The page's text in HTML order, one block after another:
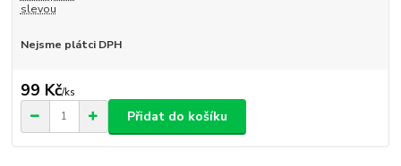
slevou
Nejsme plátci DPH
99 Kč/ks
Přidat do košíku